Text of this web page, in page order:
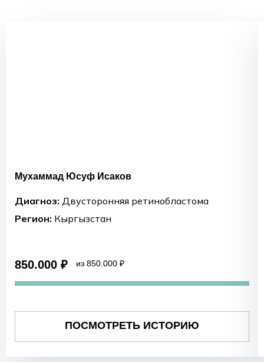
Мухаммад Юсуф Исаков
Диагноз: Двусторонняя ретинобластома
Регион: Кыргызстан
850.000 ₽ из 850.000 ₽
ПОСМОТРЕТЬ ИСТОРИЮ